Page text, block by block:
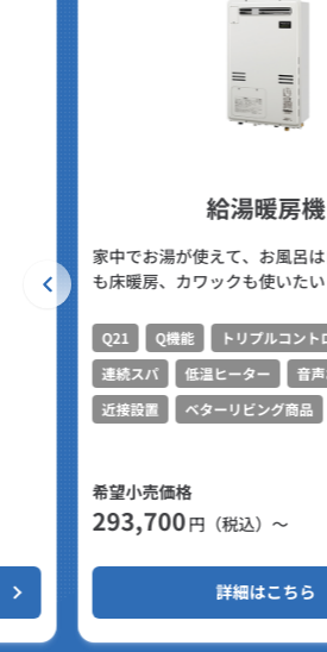
給湯暖房機
家中でお湯が使えて、お風呂
も床暖房、カワックも使いたい
Q21 Q機能
トリプルコント
連続スパ
低温ヒーター
音
近接設置
ベターリビング商品
希望小売価格
293,700円（税込）～
詳細はこちら